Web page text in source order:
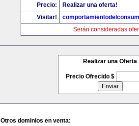
Precio:
Realizar una oferta!
Visitar!
Serán consideradas
Realizar una Oferta
Precio Ofrecido $
Otros dominios en venta: